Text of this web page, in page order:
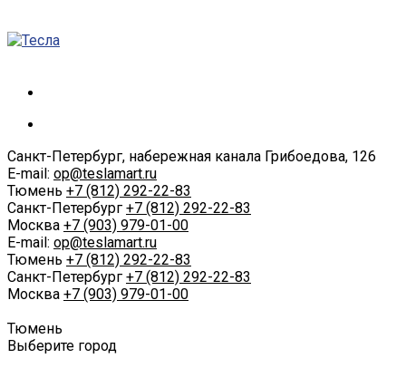
Санкт-Петербург, набережная канала Грибоедова, 126
E-mail: op@teslamart.ru
Тюмень +7 (812) 292-22-83
Санкт-Петербург +7 (812) 292-22-83
Москва +7 (903) 979-01-00
E-mail: op@teslamart.ru
Тюмень +7 (812) 292-22-83
Санкт-Петербург +7 (812) 292-22-83
Москва +7 (903) 979-01-00
Тюмень
Выберите город